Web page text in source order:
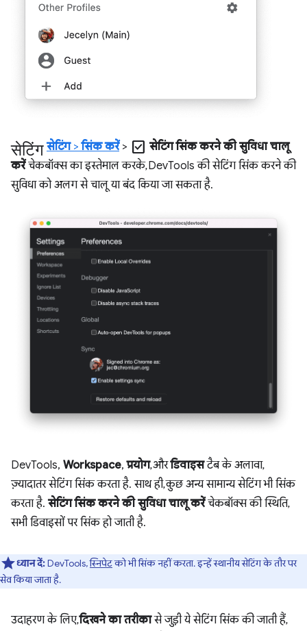
सेटिंग सेटिंग>सिंक करें> check_box सेटिंग सिंक करने की सुविधा चालू
करेंचेकबॉक्स का इस्तेमाल करके, DevTools की सेटिंग सिंक करने की
सुविधा को अलग से चालू या बंद किया जा सकता है.
DevTools, Workspace,प्रयोग, औरडिवाइसटैब के अलावा,
ज़्यादातर सेटिंग सिंक करता है. साथ ही, कुछ अन्य सामान्य सेटिंग भी सिंक
करता है. सेटिंग सिंक करने की सुविधा चालू करेंचेकबॉक्स की स्थिति,
सभी डिवाइसों पर सिंक हो जाती है.
ध्यान दें:DevTools,स्निपेटको भी सिंक नहीं करता. इन्हें स्थानीय सेटिंग के तौर पर
सेव किया जाता है.
उदाहरण के लिए,दिखने का तरीकासे जुड़ी ये सेटिंग सिंक की जाती हैं,